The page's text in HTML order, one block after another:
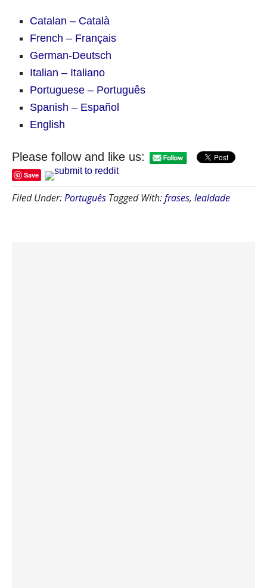
Catalan – Català
French – Français
German-Deutsch
Italian – Italiano
Portuguese – Português
Spanish – Español
English
Please follow and like us:
Save
Filed Under:Português Tagged With:frases, lealdade